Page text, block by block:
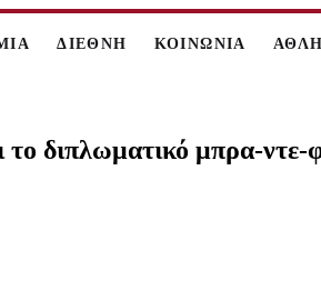
ΔΙΕΘΝΗ ΚΟΙΝΩΝΙΑ
το διπλωματικό μπρα-